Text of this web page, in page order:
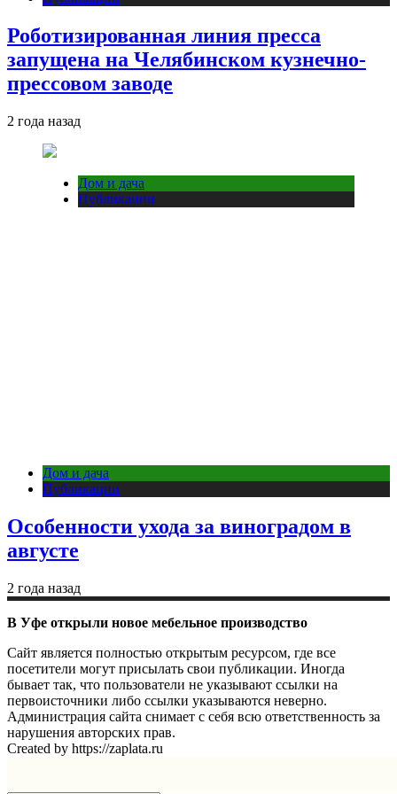
Роботизированная линия пресса
запущена на Челябинском кузнечно-
прессовом заводе
2 года назад
Дом и дача
Публикации
Дом и дача
Публикации
Особенности ухода за виноградом в
августе
2 года назад
В Уфе открыли новое мебельное производство
Сайт является полностью открытым ресурсом, где все
посетители могут присылать свои публикации. Иногда
бывает так, что пользователи не указывают ссылки на
первоисточники либо ссылки указываются неверно.
Администрация сайта снимает с себя всю ответственность за
нарушения авторских прав.
Created by https://zaplata.ru